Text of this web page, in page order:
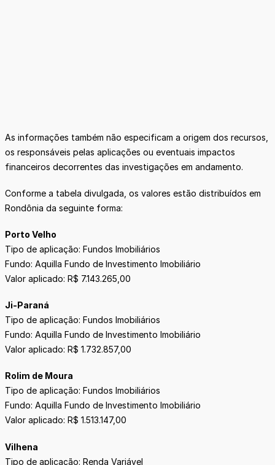
As informações também não especificam a origem dos recursos,
os responsáveis pelas aplicações ou eventuais impactos
financeiros decorrentes das investigações em andamento.
Conforme a tabela divulgada, os valores estão distribuídos em
Rondônia da seguinte forma:
Porto Velho
Tipo de aplicação: Fundos Imobiliários
Fundo: Aquilla Fundo de Investimento Imobiliário
Valor aplicado: R$ 7.143.265,00
Ji-Paraná
Tipo de aplicação: Fundos Imobiliários
Fundo: Aquilla Fundo de Investimento Imobiliário
Valor aplicado: R$ 1.732.857,00
Rolim de Moura
Tipo de aplicação: Fundos Imobiliários
Fundo: Aquilla Fundo de Investimento Imobiliário
Valor aplicado: R$ 1.513.147,00
Vilhena
Tipo de aplicação: Renda Variável